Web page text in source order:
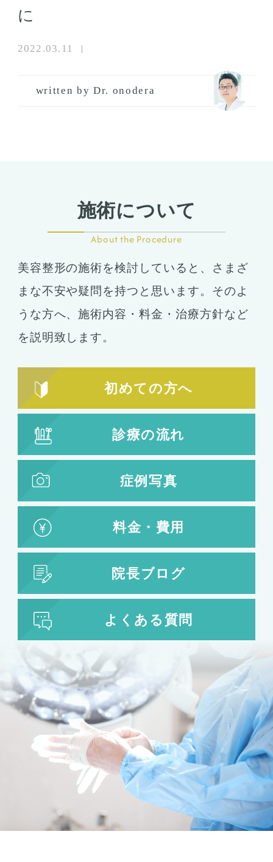
に
2022.03.11
written by Dr. onodera
施術について
About the Procedure
美容整形の施術を検討していると、さまざ
まな不安や疑問を持つと思います。そのよ
うな方へ、施術内容・料金・治療方針など
を説明致します。
初めての方へ
診療の流れ
症例写真
料金・費用
院長ブログ
よくある質問